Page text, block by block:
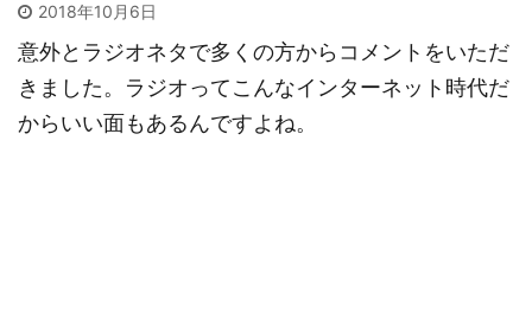
2018年10月6日
意外とラジオネタで多くの方からコメントをいただ
きました。ラジオってこんなインターネット時代だ
からいい面もあるんですよね。